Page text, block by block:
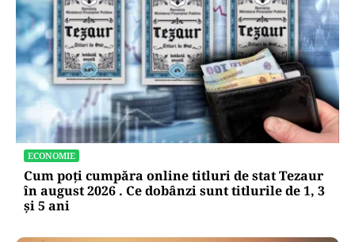
ECONOMIE
Cum poți cumpăra online titluri de stat Tezaur
în august 2026 . Ce dobânzi sunt titlurile de 1, 3
și 5 ani